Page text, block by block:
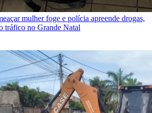
mulher foge e polícia apreende drogas,
tráfico no Grande Natal